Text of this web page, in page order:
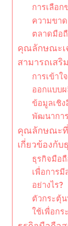
การเลือก
ความขา
ตลาดมือ
คุณลักษณะเ
สามารถเส
การเข้าใ
ออกแบบ
ข้อมูลเชิ
พัฒนากา
คุณลักษณะที่
เกี่ยวข้องกับ
ธุรกิจมือ
เพื่อการ
อย่างไร?
ตัวกระตุ้
ใช้เพื่อก